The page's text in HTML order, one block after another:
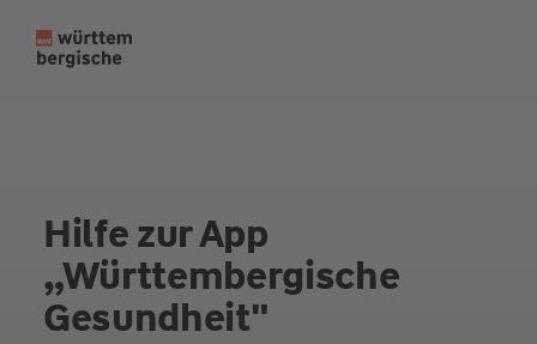
Hilfe zur App
„Württembergische
Gesundheit"